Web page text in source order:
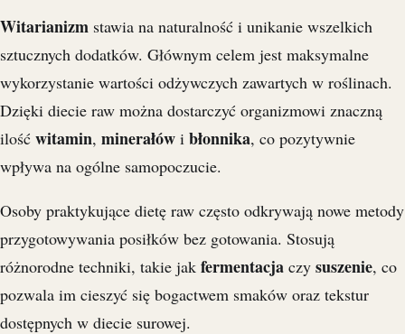
Witarianizm stawia na naturalność i unikanie wszelkich
sztucznych dodatków. Głównym celem jest maksymalne
wykorzystanie wartości odżywczych zawartych w roślinach.
Dzięki diecie raw można dostarczyć organizmowi znaczną
ilość witamin, minerałów i błonnika, co pozytywnie
wpływa na ogólne samopoczucie.
Osoby praktykujące dietę raw często odkrywają nowe metody
przygotowywania posiłków bez gotowania. Stosują
różnorodne techniki, takie jak fermentacja czy suszenie, co
pozwala im cieszyć się bogactwem smaków oraz tekstur
dostępnych w diecie surowej.